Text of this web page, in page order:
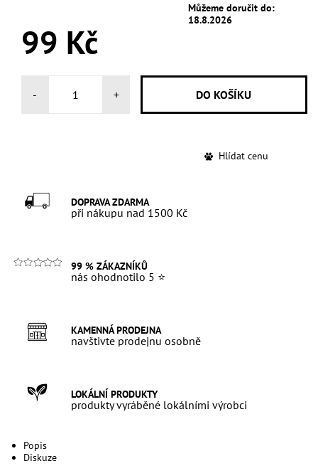
Můžeme doručit do:
18.8.2026
99 Kč
- +
Hlídat cenu
DOPRAVA ZDARMA
při nákupu nad 1500 Kč
99 % ZÁKAZNÍKŮ
nás ohodnotilo 5 ⭐
KAMENNÁ PRODEJNA
navštivte prodejnu osobně
LOKÁLNÍ PRODUKTY
produkty vyráběné lokálními výrobci
Popis
Diskuze